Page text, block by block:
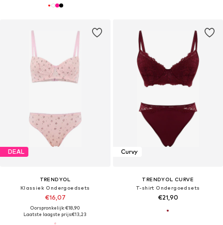
DEAL
TRENDYOL
Klassiek Ondergoedsets
€16,07
Oorspronkelijk: €18,90
Laatste laagste prijs:€13,23
Curvy
TRENDYOL CURVE
T-shirt Ondergoedsets
€21,90